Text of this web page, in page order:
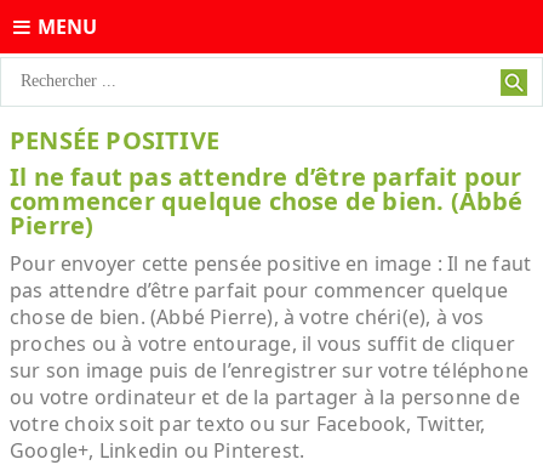
MENU
PENSÉE POSITIVE
Il ne faut pas attendre d’être parfait pour
commencer quelque chose de bien. (Abbé
Pierre)
Pour envoyer cette pensée positive en image : Il ne faut
pas attendre d’être parfait pour commencer quelque
chose de bien. (Abbé Pierre), à votre chéri(e), à vos
proches ou à votre entourage, il vous suffit de cliquer
sur son image puis de l’enregistrer sur votre téléphone
ou votre ordinateur et de la partager à la personne de
votre choix soit par texto ou sur Facebook, Twitter,
Google+, Linkedin ou Pinterest.